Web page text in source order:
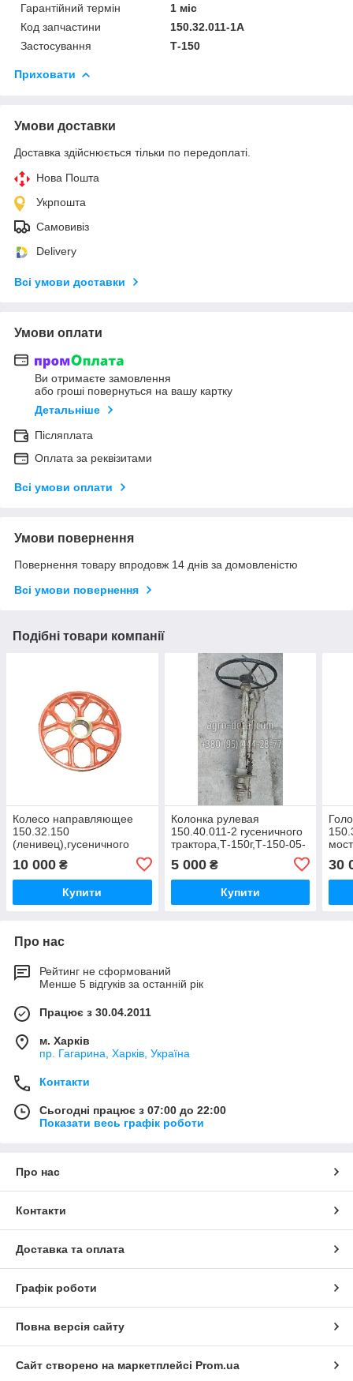
Гарантійний термін
1 міс
Код запчастини
150.32.011-1А
Застосування
Т-150
Приховати
Умови доставки
Доставка здійснюється тільки по передоплаті.
Нова Пошта
Укрпошта
Самовивіз
Delivery
Всі умови доставки
Умови оплати
Ви отримаєте замовлення
або гроші повернуться на вашу картку
Детальніше
Післяплата
Оплата за реквізитами
Всі умови оплати
Умови повернення
Повернення товару впродовж 14 днів за домовленістю
Всі умови повернення
Подібні товари компанії
Колесо направляющее
150.32.150
(ленивец),гусеничного
Т-150г,Т-150-05-09-
25,ХТЗ-181
10 000 ₴
Купити
Колонка рулевая
150.40.011-2 гусеничного
трактора,Т-150г,Т-150-05-
5 000₴
Купити
09-
30
Про нас
Рейтинг не сформований
Менше 5 відгуків за останній рік
Працює з 30.04.2011
м. Харків
пр. Гагарина, Харків, Україна
Контакти
Сьогодні працює з 07:00 до 22:00
Показати весь графік роботи
Про нас
Контакти
Доставка та оплата
Графік роботи
Повна версія сайту
Сайт створено на маркетплейсі Prom.ua